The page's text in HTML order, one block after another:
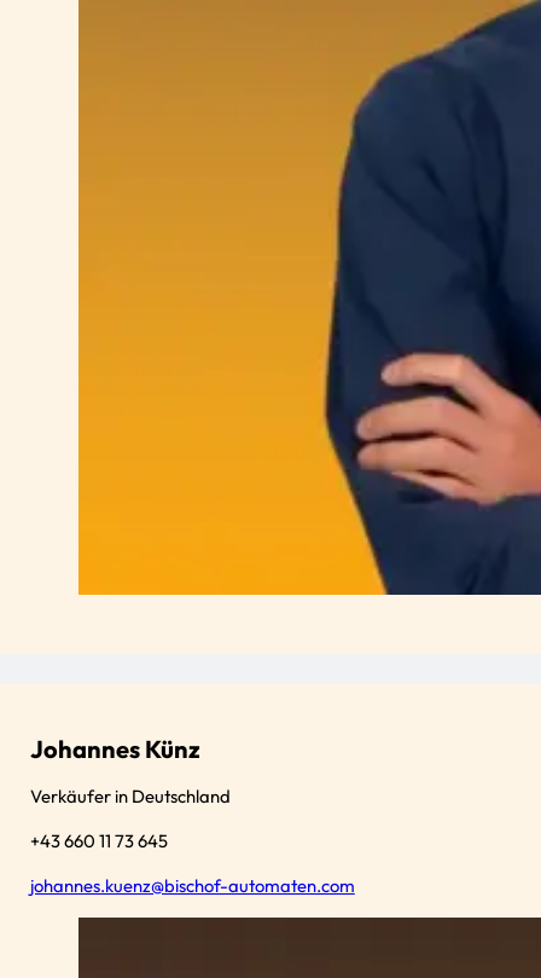
Johannes Künz
Verkäufer in Deutschland
+43 660 11 73 645
johannes.kuenz@bischof-automaten.com